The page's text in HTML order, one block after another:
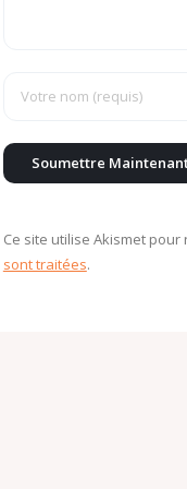
Ce site utilise Akismet
sont traitées.